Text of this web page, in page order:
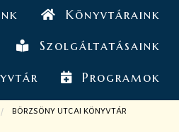
Könyvtáraink
Szolgáltatásaink
Programok
JELENLEGI OLDAL:
BÖRZSÖNY UTCAI KÖNYVTÁR